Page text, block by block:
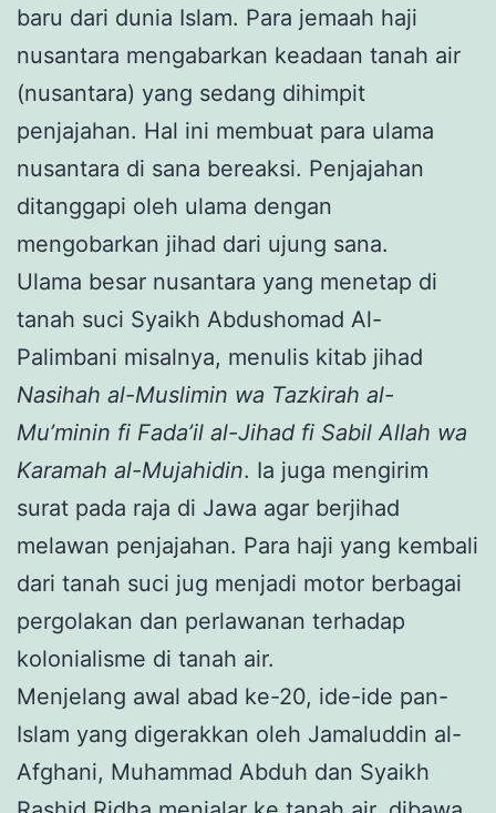
baru dari dunia Islam. Para jemaah haji
nusantara mengabarkan keadaan tanah air
(nusantara) yang sedang dihimpit
penjajahan. Hal ini membuat para ulama
nusantara di sana bereaksi. Penjajahan
ditanggapi oleh ulama dengan
mengobarkan jihad dari ujung sana.
Ulama besar nusantara yang menetap di
tanah suci Syaikh Abdushomad Al-
Palimbani misalnya, menulis kitab jihad
Nasihah al-Muslimin wa Tazkirah al-
Mu’minin fi Fada’il al-Jihad fi Sabil Allah wa
Karamah al-Mujahidin. Ia juga mengirim
surat pada raja di Jawa agar berjihad
melawan penjajahan. Para haji yang kembali
dari tanah suci jug menjadi motor berbagai
pergolakan dan perlawanan terhadap
kolonialisme di tanah air.
Menjelang awal abad ke-20, ide-ide pan-
Islam yang digerakkan oleh Jamaluddin al-
Afghani, Muhammad Abduh dan Syaikh